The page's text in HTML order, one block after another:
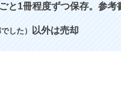
と1冊程度ずつ保存。参考
した） 以外は売却